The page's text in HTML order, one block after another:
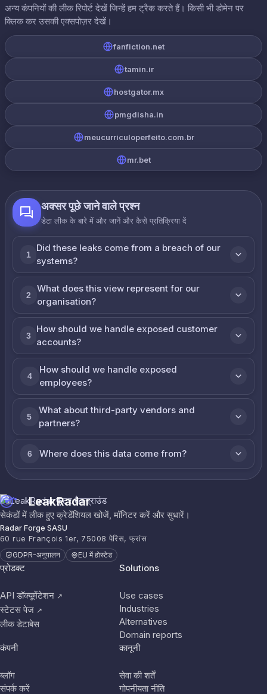
अन्य कंपनियों की लीक रिपोर्ट देखें जिन्हें हम ट्रैक करते हैं। किसी भी डोमेन पर
क्लिक कर उसकी एक्सपोज़र देखें।
fanfiction.net
tamin.ir
hostgator.mx
pmgdisha.in
meucurriculoperfeito.com.br
mr.bet
अक्सर पूछे जाने वाले प्रश्न
डेटा लीक के बारे में और जानें और कैसे प्रतिक्रिया दें
1
Did these leaks come from a breach of our
systems?
2
What does this view represent for our
organisation?
3
How should we handle exposed customer
accounts?
4
How should we handle exposed
employees?
5
What about third-party vendors and
partners?
6 Where does this data come from?
LeakRadar
सेकंडों में लीक हुए क्रेडेंशियल खोजें, मॉनिटर करें और सुधारें।
Radar Forge SASU
60 rue François 1er, 75008 पेरिस, फ्रांस
GDPR-अनुपालन EU में होस्टेड
प्रोडक्ट
API डॉक्यूमेंटेशन ↗
स्टेटस पेज ↗
लीक डेटाबेस
Solutions
Use cases
Industries
Alternatives
Domain reports
कंपनी
ब्लॉग
संपर्क करें
कानूनी
सेवा की शर्तें
गोपनीयता नीति